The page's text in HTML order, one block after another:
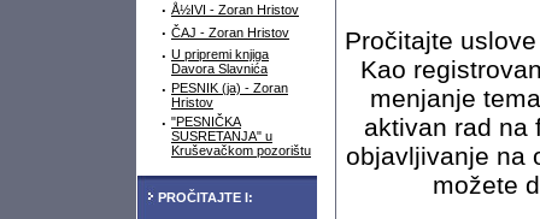
· Å½IVI - Zoran Hristov
· ČAJ - Zoran Hristov
· U pripremi knjiga
Davora Slavnića
· PESNIK (ja) - Zoran
Hristov
· "PESNIČKA
SUSRETANJA" u
Kruševačkom pozorištu
PROČITAJTE I:
Pročitajte
Kao
menjanje
aktivan rad na
objavljivanje na
možete